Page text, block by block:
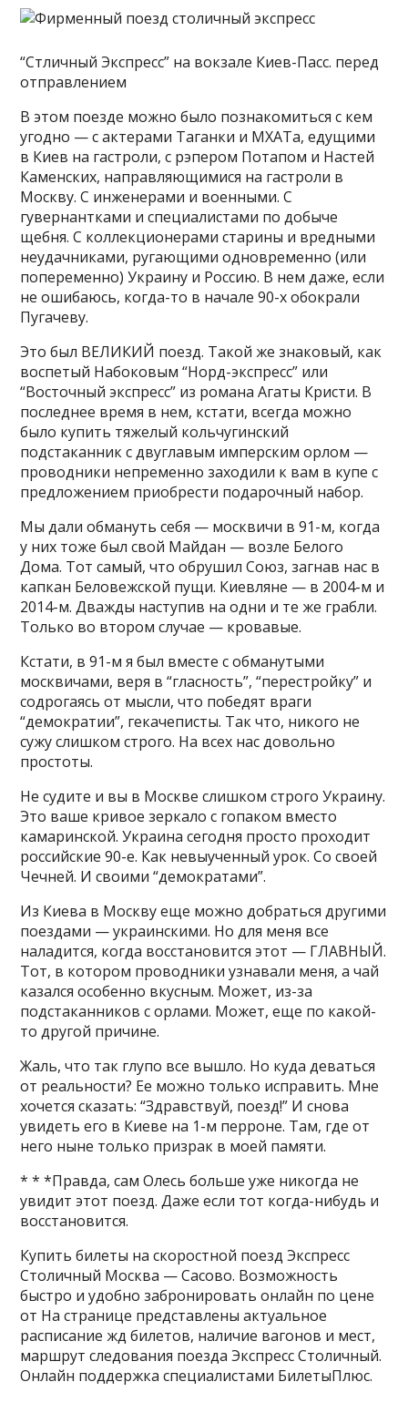
“Стличный Экспресс” на вокзале Киев-Пасс. перед
отправлением
В этом поезде можно было познакомиться с кем
угодно — с актерами Таганки и МХАТа, едущими
в Киев на гастроли, с рэпером Потапом и Настей
Каменских, направляющимися на гастроли в
Москву. С инженерами и военными. С
гувернантками и специалистами по добыче
щебня. С коллекционерами старины и вредными
неудачниками, ругающими одновременно (или
попеременно) Украину и Россию. В нем даже, если
не ошибаюсь, когда-то в начале 90-х обокрали
Пугачеву.
Это был ВЕЛИКИЙ поезд. Такой же знаковый, как
воспетый Набоковым “Норд-экспресс” или
“Восточный экспресс” из романа Агаты Кристи. В
последнее время в нем, кстати, всегда можно
было купить тяжелый кольчугинский
подстаканник с двуглавым имперским орлом —
проводники непременно заходили к вам в купе с
предложением приобрести подарочный набор.
Мы дали обмануть себя — москвичи в 91-м, когда
у них тоже был свой Майдан — возле Белого
Дома. Тот самый, что обрушил Союз, загнав нас в
капкан Беловежской пущи. Киевляне — в 2004-м и
2014-м. Дважды наступив на одни и те же грабли.
Только во втором случае — кровавые.
Кстати, в 91-м я был вместе с обманутыми
москвичами, веря в “гласность”, “перестройку” и
содрогаясь от мысли, что победят враги
“демократии”, гекачеписты. Так что, никого не
сужу слишком строго. На всех нас довольно
простоты.
Не судите и вы в Москве слишком строго Украину.
Это ваше кривое зеркало с гопаком вместо
камаринской. Украина сегодня просто проходит
российские 90-е. Как невыученный урок. Со своей
Чечней. И своими “демократами”.
Из Киева в Москву еще можно добраться другими
поездами — украинскими. Но для меня все
наладится, когда восстановится этот — ГЛАВНЫЙ.
Тот, в котором проводники узнавали меня, а чай
казался особенно вкусным. Может, из-за
подстаканников с орлами. Может, еще по какой-
то другой причине.
Жаль, что так глупо все вышло. Но куда деваться
от реальности? Ее можно только исправить. Мне
хочется сказать: “Здравствуй, поезд!” И снова
увидеть его в Киеве на 1-м перроне. Там, где от
него ныне только призрак в моей памяти.
* * *Правда, сам Олесь больше уже никогда не
увидит этот поезд. Даже если тот когда-нибудь и
восстановится.
Купить билеты на скоростной поезд Экспресс
Столичный Москва — Сасово. Возможность
быстро и удобно забронировать онлайн по цене
от На странице представлены актуальное
расписание жд билетов, наличие вагонов и мест,
маршрут следования поезда Экспресс Столичный.
Онлайн поддержка специалистами БилетыПлюс.